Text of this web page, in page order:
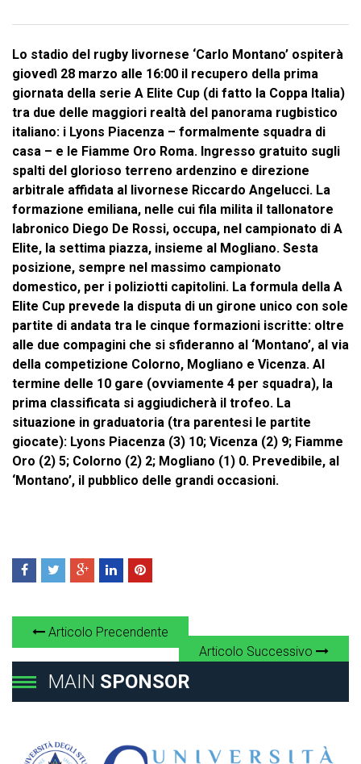
Lo stadio del rugby livornese ‘Carlo Montano’ ospiterà
giovedì 28 marzo alle 16:00 il recupero della prima
giornata della serie A Elite Cup (di fatto la Coppa Italia)
tra due delle maggiori realtà del panorama rugbistico
italiano: i Lyons Piacenza – formalmente squadra di
casa – e le Fiamme Oro Roma. Ingresso gratuito sugli
spalti del glorioso terreno ardenzino e direzione
arbitrale affidata al livornese Riccardo Angelucci. La
formazione emiliana, nelle cui fila milita il tallonatore
labronico Diego De Rossi, occupa, nel campionato di A
Elite, la settima piazza, insieme al Mogliano. Sesta
posizione, sempre nel massimo campionato
domestico, per i poliziotti capitolini. La formula della A
Elite Cup prevede la disputa di un girone unico con sole
partite di andata tra le cinque formazioni iscritte: oltre
alle due compagini che si sfideranno al ‘Montano’, al via
della competizione Colorno, Mogliano e Vicenza. Al
termine delle 10 gare (ovviamente 4 per squadra), la
prima classificata si aggiudicherà il trofeo. La
situazione in graduatoria (tra parentesi le partite
giocate): Lyons Piacenza (3) 10; Vicenza (2) 9; Fiamme
Oro (2) 5; Colorno (2) 2; Mogliano (1) 0. Prevedibile, al
‘Montano’, il pubblico delle grandi occasioni.
Articolo Precendente
Articolo Successivo
MAIN SPONSOR